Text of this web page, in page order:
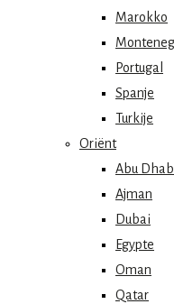
Marokko
Portugal
Spanje
Turkije
Oriënt
Abu
Ajman
Dubai
Egypte
Oman
Qatar